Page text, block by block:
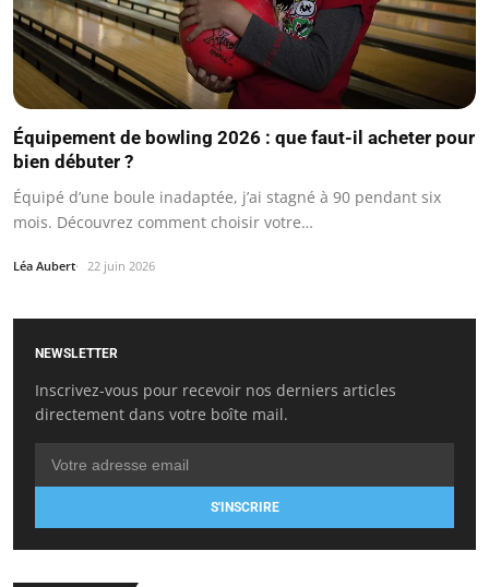
Équipement de bowling 2026 : que faut-il acheter pour
bien débuter ?
Équipé d’une boule inadaptée, j’ai stagné à 90 pendant six
mois. Découvrez comment choisir votre…
Léa Aubert 22 juin 2026
NEWSLETTER
Inscrivez-vous pour recevoir nos derniers articles
directement dans votre boîte mail.
S'INSCRIRE